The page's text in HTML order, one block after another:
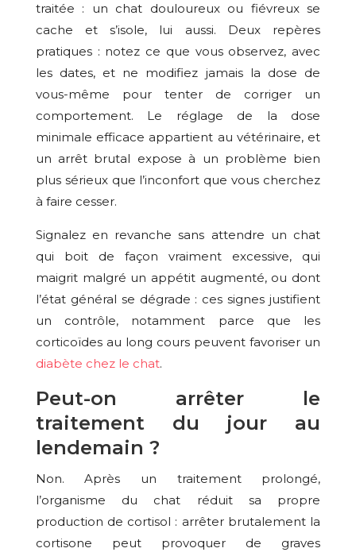
traitée : un chat douloureux ou fiévreux se
cache et s’isole, lui aussi. Deux repères
pratiques : notez ce que vous observez, avec
les dates, et ne modifiez jamais la dose de
vous-même pour tenter de corriger un
comportement. Le réglage de la dose
minimale efficace appartient au vétérinaire, et
un arrêt brutal expose à un problème bien
plus sérieux que l’inconfort que vous cherchez
à faire cesser.
Signalez en revanche sans attendre un chat
qui boit de façon vraiment excessive, qui
maigrit malgré un appétit augmenté, ou dont
l’état général se dégrade : ces signes justifient
un contrôle, notamment parce que les
corticoïdes au long cours peuvent favoriser un
diabète chez le chat.
Peut-on arrêter le
traitement du jour au
lendemain ?
Non. Après un traitement prolongé,
l’organisme du chat réduit sa propre
production de cortisol : arrêter brutalement la
cortisone peut provoquer de graves